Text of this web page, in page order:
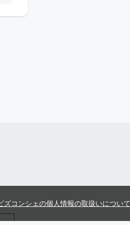
ズコンシェの個人情報の取扱いについて